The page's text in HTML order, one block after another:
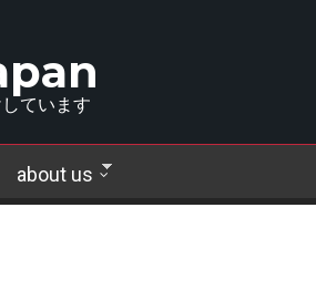
ています
about us